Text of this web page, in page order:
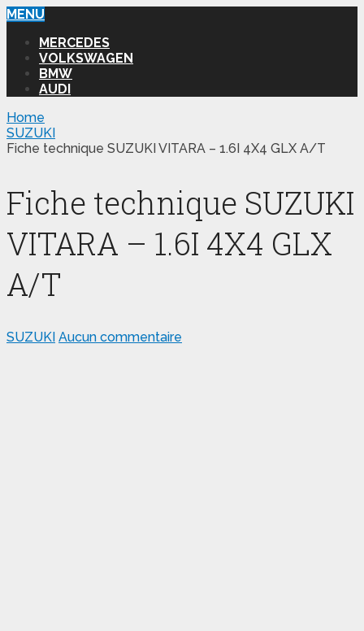
MENU
MERCEDES
VOLKSWAGEN
BMW
AUDI
Home
SUZUKI
Fiche technique SUZUKI VITARA – 1.6I 4X4 GLX A/T
Fiche technique SUZUKI
VITARA – 1.6I 4X4 GLX
A/T
SUZUKI Aucun commentaire